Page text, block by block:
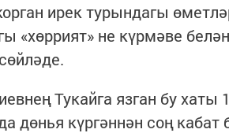
ирек турындагы
«хөррият» не күрмәве
Тукайга язган бу хаты
дөнья күргәннән соң кабат